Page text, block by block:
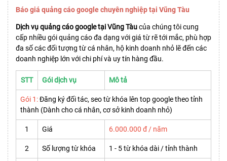
Báo giá quảng cáo google chuyên nghiệp tại Vũng Tàu
Dịch vụ quảng cáo google tại Vũng Tàucủa chúng tôi cung
cấp nhiều gói quảng cáo đa dạng với giá từ rẽ tới mắc, phù hợp
đa số các đối tượng từ cá nhân, hộ kinh doanh nhỏ lẽ đến các
doanh nghiệp lớn với chi phí và uy tín hàng đầu.
STT Gói dịch vụ Mô tả
Gói 1:Đăng ký đối tác, seo từ khóa lên top google theo tỉnh
thành (Dành cho cá nhân, cơ sở kinh doanh nhỏ)
1 Giá 6.000.000 đ / năm
2 Số lượng từ khóa 1 - 5 từ khóa dài / tỉnh thành